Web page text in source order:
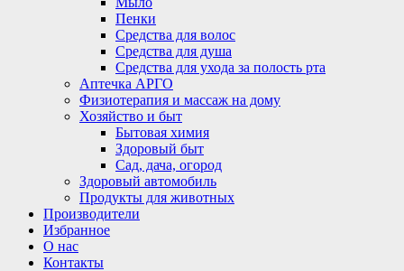
Пенки
Средства для волос
Средства для душа
Средства для ухода за полость рта
Аптечка АРГО
Физиотерапия и массаж на дому
Хозяйство и быт
Бытовая химия
Здоровый быт
Сад, дача, огород
Здоровый автомобиль
Продукты для животных
Производители
Избранное
О нас
Контакты